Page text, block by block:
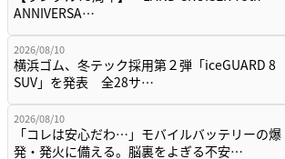
ANNIVERSA…
2026/08/10
横浜ゴム、冬テック採用第２弾「iceGUARD 8
SUV」を発表 全28サ…
2026/08/10
「コレは安心だわ…」モバイルバッテリーの爆
発・発火に備える。脳裏をよぎる不安…